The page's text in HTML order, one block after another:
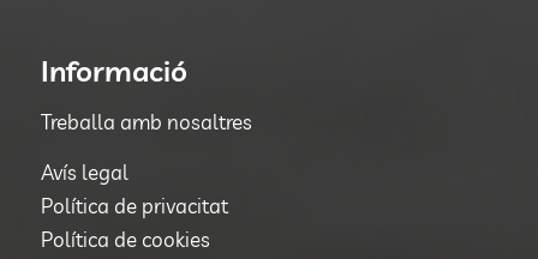
Informació
Treballa amb nosaltres
Avís legal
Política de privacitat
Política de cookies